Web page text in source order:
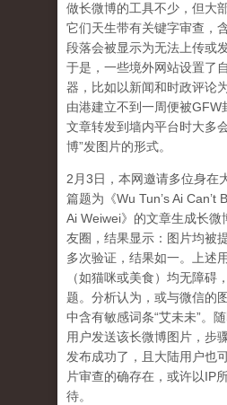
做长微博的工具不少，但大
它们天生带有关键字审查，
段落会被显示为无法上传或
于是，一些境外网站设置了
器，比如以新闻和时政评论
由港建立不到一周便被GFW
文章转发到墙内平台时大多
博”发图片的形式。
2月3日，本网邀请多位身在
篇题为《Wu Tun’s Ai Can’t
Ai Weiwei》的文章生成长微
友圈，结果显示：图片均被
多次验证，结果如一。上述
（如猫咪或美食）均无障碍
题。分析认为，或与微信
中含有敏感词条“艾未未”。
用户发送该长微博图片，步
发布成功了，且大陆用户也
片审查的确存在，或许以IP
待。